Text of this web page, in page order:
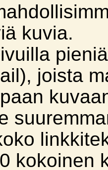
kuvia.
joista
kokoinen